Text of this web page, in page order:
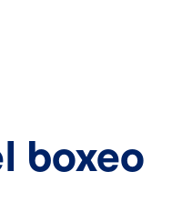
boxeo